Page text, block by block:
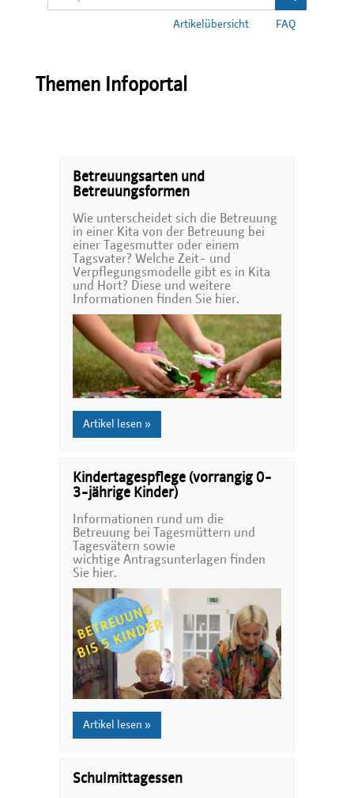
FAQ
Artikelübersicht
Themen Infoportal
Betreuungsarten und
Betreuungsformen
Wie unterscheidet sich die Betreuung
in einer Kita von der Betreuung bei
einer Tagesmutter oder einem
Tagsvater? Welche Zeit- und
Verpflegungsmodelle gibt es in Kita
und Hort? Diese und weitere
Informationen finden Sie hier.
Artikel lesen »
Kindertagespflege (vorrangig 0-
3-jährige Kinder)
Informationen rund um die
Betreuung bei Tagesmüttern und
Tagesvätern sowie
wichtige Antragsunterlagen finden
Sie hier.
Artikel lesen »
Schulmittagessen